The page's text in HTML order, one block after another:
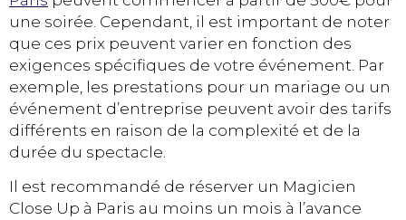
une soirée. Cependant, il est important de noter
que ces prix peuvent varier en fonction des
exigences spécifiques de votre événement. Par
exemple, les prestations pour un mariage ou un
événement d’entreprise peuvent avoir des tarifs
différents en raison de la complexité et de la
durée du spectacle.
Il est recommandé de réserver un Magicien
Close Up à Paris au moins un mois à l’avance